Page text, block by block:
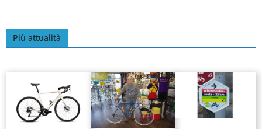
Più attualità